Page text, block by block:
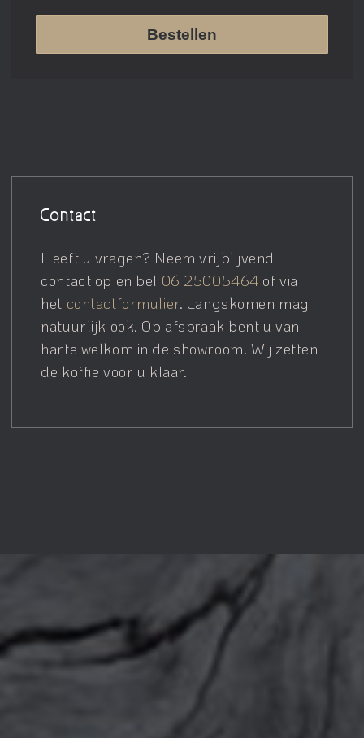
Bestellen
Contact
Heeft u vragen? Neem vrijblijvend
contact op en bel 06 25005464 of via
het contactformulier. Langskomen mag
natuurlijk ook. Op afspraak bent u van
harte welkom in de showroom. Wij zetten
de koffie voor u klaar.